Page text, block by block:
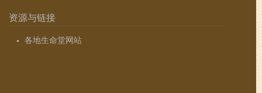
资源与链接
各地生命堂网站